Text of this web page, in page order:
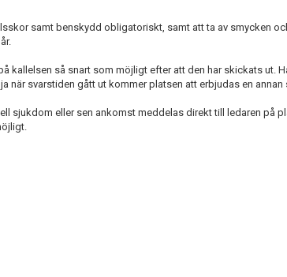
samt benskydd obligatoriskt, samt att ta av smycken
kallelsen så snart som möjligt efter att den har skickats ut.
när svarstiden gått ut kommer platsen att erbjudas en annan
sjukdom eller sen ankomst meddelas direkt till ledaren på